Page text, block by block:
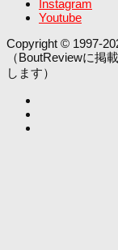
Instagram
Youtube
Copyright © 1997-
（BoutReviewに掲
します）